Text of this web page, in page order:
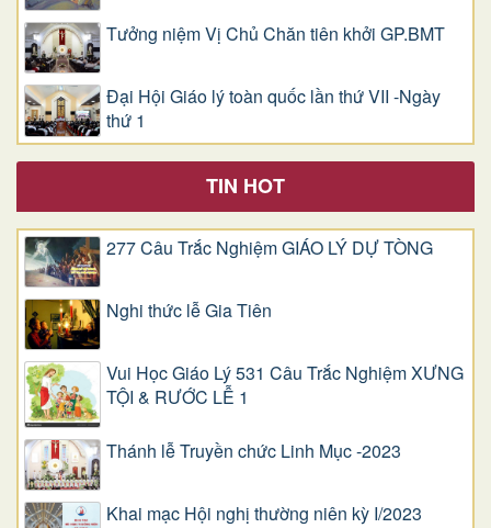
Tưởng niệm Vị Chủ Chăn tiên khởi GP.BMT
Đại Hội Giáo lý toàn quốc lần thứ VII -Ngày
thứ 1
TIN HOT
277 Câu Trắc Nghiệm GIÁO LÝ DỰ TÒNG
Nghi thức lễ Gia Tiên
Vui Học Giáo Lý 531 Câu Trắc Nghiệm XƯNG
TỘI & RƯỚC LỄ 1
Thánh lễ Truyền chức Linh Mục -2023
Khai mạc Hội nghị thường niên kỳ I/2023